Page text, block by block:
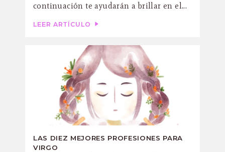
continuación te ayudarán a brillar en el...
LEER ARTÍCULO
LAS DIEZ MEJORES PROFESIONES PARA
VIRGO